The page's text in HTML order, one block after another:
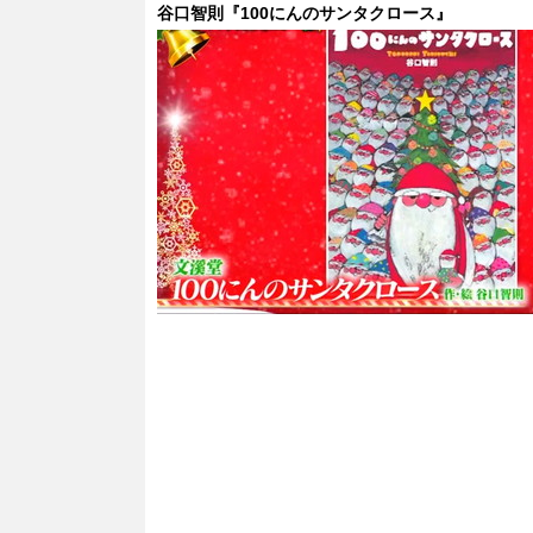
谷口智則『100にんのサンタクロース』